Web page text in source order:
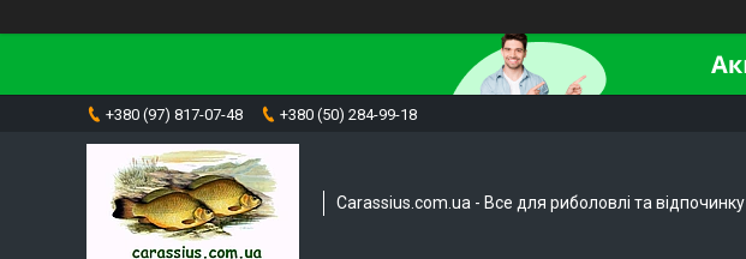
+380 (97) 817-07-48 +380 (50) 284-99-18
Carassius.com.ua - Все для риболовлі та відпочинку